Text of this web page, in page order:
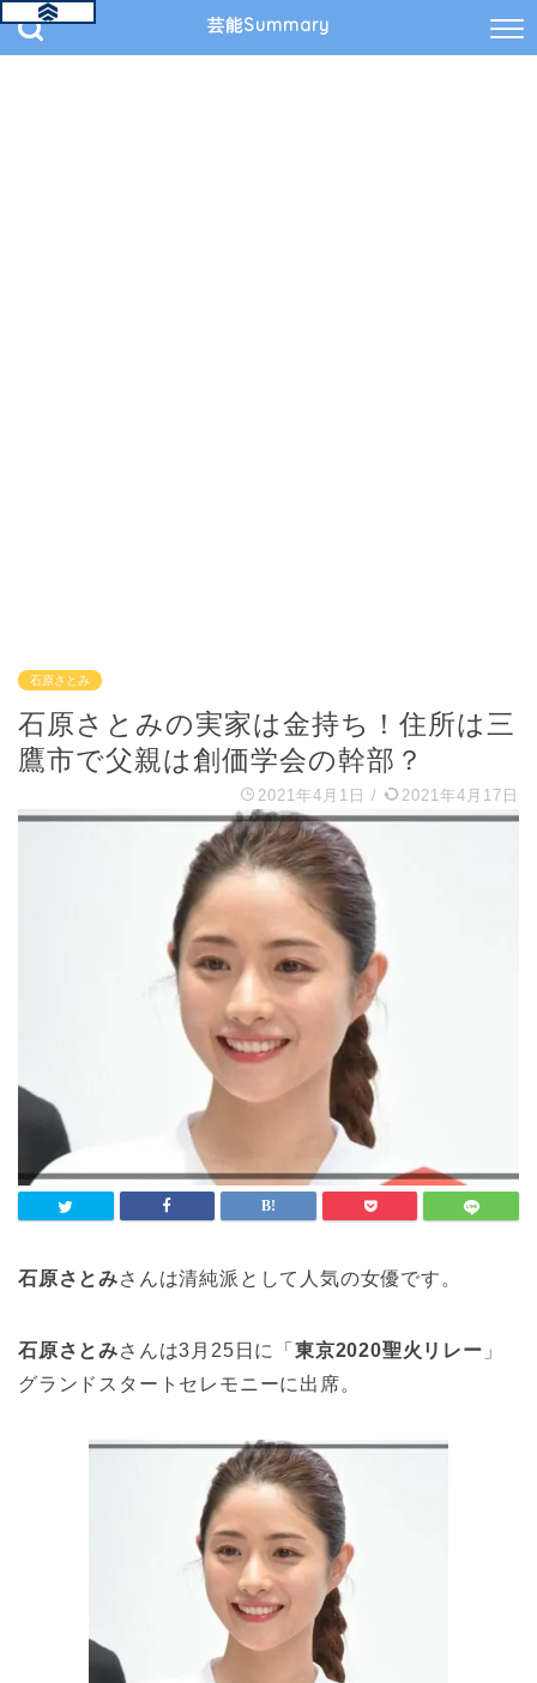
芸能Summary
石原さとみ
石原さとみの実家は金持ち！住所は三
鷹市で父親は創価学会の幹部？
2021年4月1日 / 2021年4月17日
石原さとみさんは清純派として人気の女優です。
石原さとみさんは3月25日に「 東京2020聖火リレー 」
グランドスタートセレモニーに出席。